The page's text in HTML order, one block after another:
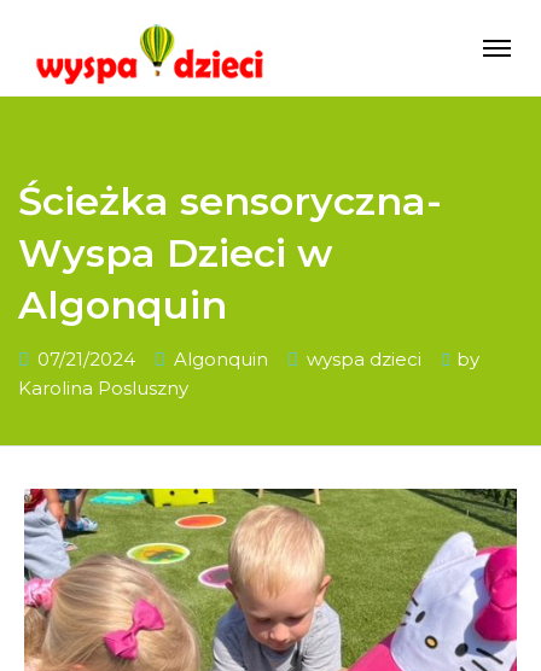
Ścieżka sensoryczna-
Wyspa Dzieci w
Algonquin
07/21/2024 Algonquin wyspa dzieci
by
Karolina Posluszny